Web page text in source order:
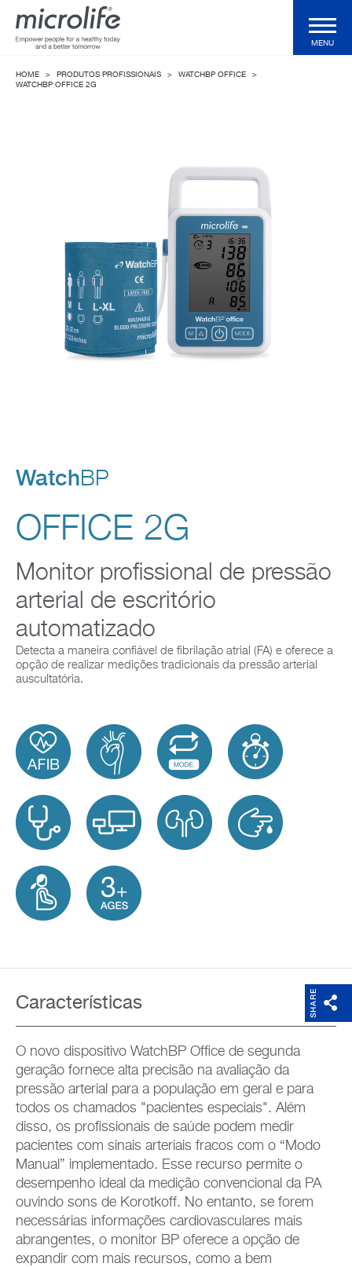
Produtos do Consumidor
Revista
Suporte
Empresa
MENU
HOME > PRODUTOS PROFISSIONAIS > WATCHBP OFFICE
>
WATCHBP OFFICE 2G
WatchBP
OFFICE 2G
Monitor profissional de pressão
arterial de escritório
automatizado
Detecta a maneira confiável de fibrilação atrial (FA) e oferece a
opção de realizar medições tradicionais da pressão arterial
auscultatória.
SHARE
Características
O novo dispositivo WatchBP Office de segunda
geração fornece alta precisão na avaliação da
pressão arterial para a população em geral e para
todos os chamados "pacientes especiais". Além
disso, os profissionais de saúde podem medir
pacientes com sinais arteriais fracos com o “Modo
Manual” implementado. Esse recurso permite o
desempenho ideal da medição convencional da PA
ouvindo sons de Korotkoff. No entanto, se forem
necessárias informações cardiovasculares mais
abrangentes, o monitor BP oferece a opção de
expandir com mais recursos, como a bem